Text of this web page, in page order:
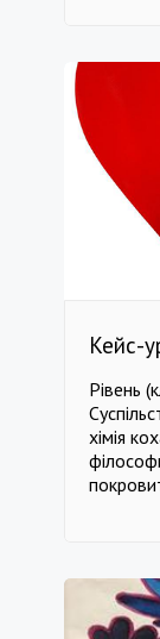
Де
знання
цілях
9 Хімія
Кейс-
Рівень
хімія
любові
власне